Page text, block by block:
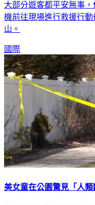
大部分遊客都平安無事
機前往現場進行救援行
山。
國際
美女童在公園驚見「人